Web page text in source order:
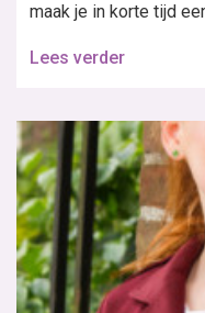
maak je in korte tijd
Lees verder